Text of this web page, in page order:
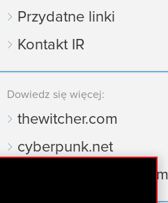
Przydatne linki
Kontakt IR
Dowiedz się więcej:
thewitcher.com
cyberpunk.net
gear.cdprojektred.com